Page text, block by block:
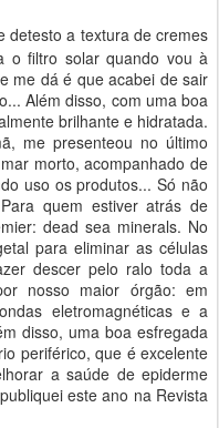
detesto a textura de cremes
o filtro solar quando vou à
me dá é que acabei de sair
Além disso, com uma boa
brilhante e hidratada.
me presenteou no último
morto, acompanhado de
uso os produtos... Só não
quem estiver atrás de
dead sea minerals. No
para eliminar as células
descer pelo ralo toda a
nosso maior órgão: em
eletromagnéticas e a
disso, uma boa esfregada
periférico, que é excelente
a saúde de epiderme
este ano na Revista